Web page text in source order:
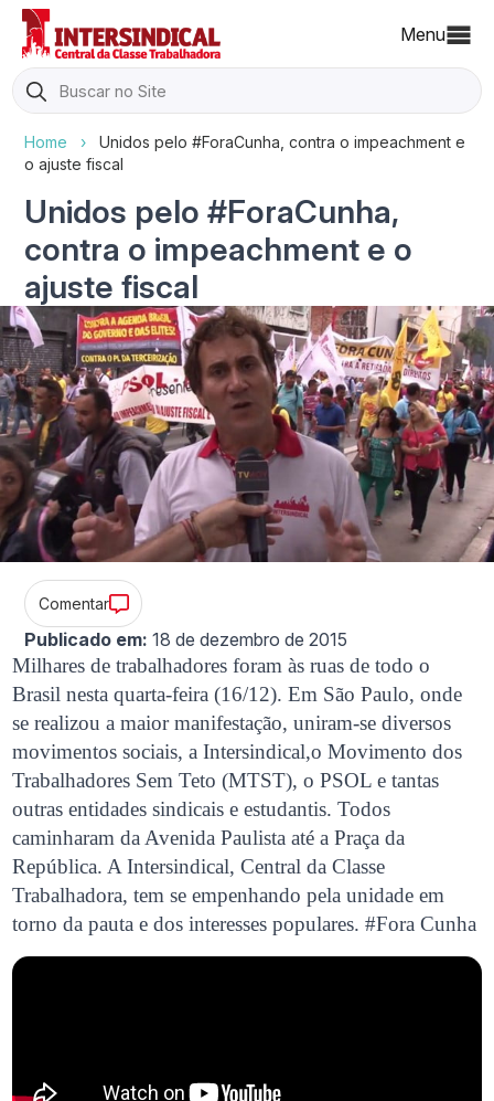
Menu
Search
for:
Home ›
Unidos pelo #ForaCunha, contra o impeachment e
o ajuste fiscal
Unidos pelo #ForaCunha,
contra o impeachment e o
ajuste fiscal
Comentar
Publicado em: 18 de dezembro de 2015
Milhares de trabalhadores foram às ruas de todo o
Brasil nesta quarta-feira (16/12). Em São Paulo, onde
se realizou a maior manifestação, uniram-se diversos
movimentos sociais, a Intersindical,o Movimento dos
Trabalhadores Sem Teto (MTST), o PSOL e tantas
outras entidades sindicais e estudantis. Todos
caminharam da Avenida Paulista até a Praça da
República. A Intersindical, Central da Classe
Trabalhadora, tem se empenhando pela unidade em
torno da pauta e dos interesses populares. #Fora Cunha